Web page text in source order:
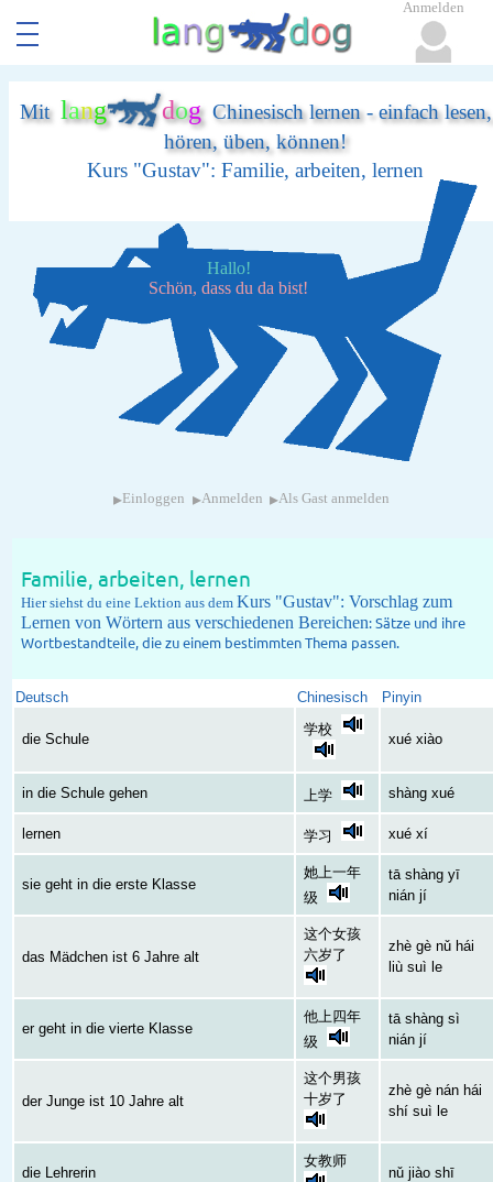
Mit lang dogChinesisch lernen - einfach lesen,
hören, üben, können!
Kurs "Gustav": Familie, arbeiten, lernen
Hallo!
Schön, dass du da bist!
▸ Einloggen ▸Anmelden ▸Als Gast anmelden
Familie, arbeiten, lernen
Hier siehst du eine Lektion aus dem Kurs "Gustav": Vorschlag zum
Lernen von Wörtern aus verschiedenen Bereichen: Sätze und ihre
Wortbestandteile, die zu einem bestimmten Thema passen.
Deutsch Chinesisch Pinyin
die Schule
学校
xué xiào
in die Schule gehen 上学 shàng xué
lernen 学习 xué xí
sie geht in die erste Klasse
她上一年
级
tā shàng yī
nián jí
das Mädchen ist 6 Jahre alt
这个女孩
六岁了
zhè gè nǔ hái
liù suì le
er geht in die vierte Klasse
他上四年
级
tā shàng sì
nián jí
der Junge ist 10 Jahre alt
这个男孩
十岁了
zhè gè nán hái
shí suì le
die Lehrerin
女教师
nǔ jiào shī
Anmelden